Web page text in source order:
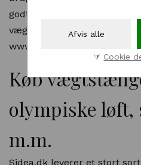
godt lide at træne
vægtstænger, bumper
www.sidea.dk.
Køb
olympiske løft,
m.m.
Sidea.dk leverer et stort
Afvis alle
⮛ Cookie